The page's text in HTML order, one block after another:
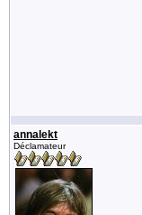
annalekt
Déclamateur